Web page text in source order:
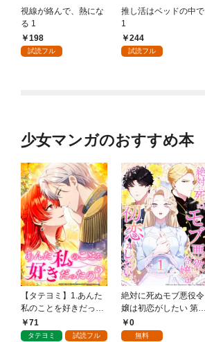
視線が絡んで、熱にな
る 1
198
試読フル
推し活はベッドの中で
1
244
試読フル
少女マンガのおすすめ本
【タテヨミ】1.あんた
私のことを好きだった
の？
71
タテヨミ 試読フル
絶対に死ぬモブ悪役令
嬢は初恋がしたい 第1
話0
無料